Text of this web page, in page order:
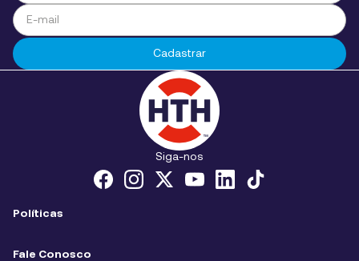
Cadastrar
Siga-nos
Políticas
Fale Conosco